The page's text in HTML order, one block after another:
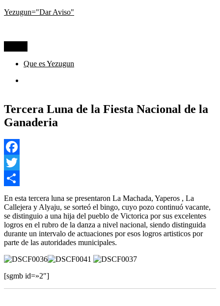
Ir
Yezugun="Dar Aviso"
Que es Yezugun
Tercera Luna de la Fiesta Nacional de la
Ganaderia
Facebook
Twitter
Compartir
En esta tercera luna se presentaron La Machada, Yaperos , La
Callejera y Alyaju, se sorteó el bingo, cuyo pozo continuó vacante,
se distinguio a una hija del pueblo de Victorica por sus excelentes
logros en el rubro de la danza a nivel nacional, siendo distinguida
durante un intervalo de actuaciones por esos logros artisticos por
parte de las autoridades municipales.
[sgmb id=»2″]